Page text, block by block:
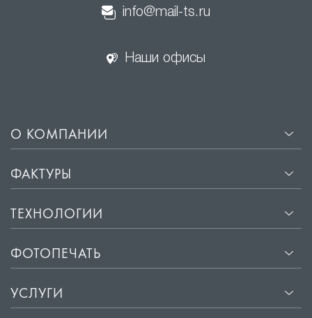
info@mail-ts.ru
Наши офисы
О КОМПАНИИ
ФАКТУРЫ
ТЕХНОЛОГИИ
ФОТОПЕЧАТЬ
УСЛУГИ